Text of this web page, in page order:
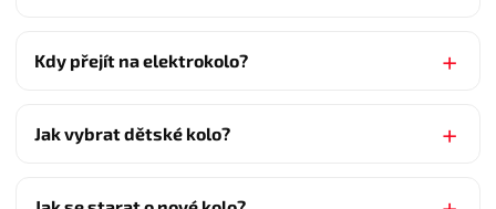
Kdy přejít na elektrokolo?
Jak vybrat dětské kolo?